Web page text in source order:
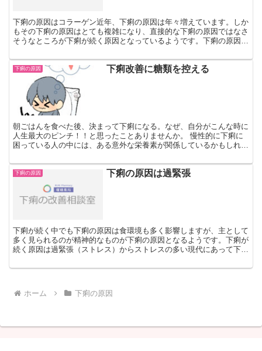
下痢の原因はコラーゲン近年、下痢の原因は年々増えています。しか
もその下痢の原因はとても複雑になり、直接的な下痢の原因ではなさ
そうなところが下痢が続く原因となっているようです。下痢の原因を
下痢の原因 下痢改善に糖類を控える
朝ごはんを食べた後、決まって下痢になる。なぜ、自分がこんな時に
人生最大のピンチ！！と思ったことありませんか。 慢性的に下痢に
困っている人の中には、ある意外な栄養素が関係しているかもしれな
下痢の原因 下痢の原因は過緊張
下痢が続く中でも下痢の原因は食環境も多く影響しますが、主として
多く見られるのが精神的なものが下痢の原因となるようです。下痢が
続く原因は過緊張（ストレス）からストレスの多い現代にあって下痢
ホーム 下痢の原因